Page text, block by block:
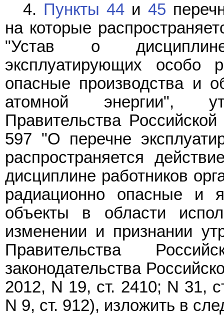
4. Пункты 44 и 45
на которые
"Устав о
эксплуатирующих особо
опасные производства и
атомной энергии",
Правительства
597 "О перечне
распространяется
дисциплине работников
радиационно опасные и
объекты в области
изменении и признании
Правительства
законодательства
2012, N 19, ст. 2410; N 31,
N 9, ст. 912), изложить в